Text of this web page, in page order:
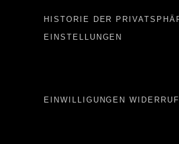
HISTORIE DER
EINSTELLUNGEN
EINWILLIGUNGEN